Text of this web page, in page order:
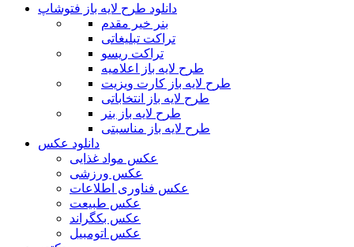
دانلود طرح لایه باز فتوشاپ
بنر خیر مقدم
تراکت تبلیغاتی
تراکت ریسو
طرح لایه باز اعلامیه
طرح لایه باز کارت ویزیت
طرح لایه باز انتخاباتی
طرح لایه باز بنر
طرح لایه باز مناسبتی
دانلود عکس
عکس مواد غذایی
عکس ورزشی
عکس فناوری اطلاعات
عکس طبیعت
عکس بکگراند
عکس اتومبیل